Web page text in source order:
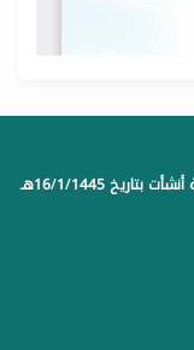
جمعية رعاية الأيتام بمحافظة الجموم هي جمعية حديثة أنشأت بتاريخ 16/1/1445هـ